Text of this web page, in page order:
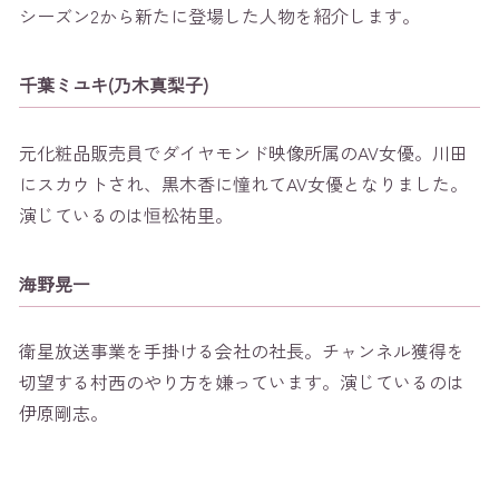
シーズン2から新たに登場した人物を紹介します。
千葉ミユキ(乃木真梨子)
元化粧品販売員でダイヤモンド映像所属のAV女優。川田
にスカウトされ、黒木香に憧れてAV女優となりました。
演じているのは恒松祐里。
海野晃一
衛星放送事業を手掛ける会社の社長。チャンネル獲得を
切望する村西のやり方を嫌っています。演じているのは
伊原剛志。